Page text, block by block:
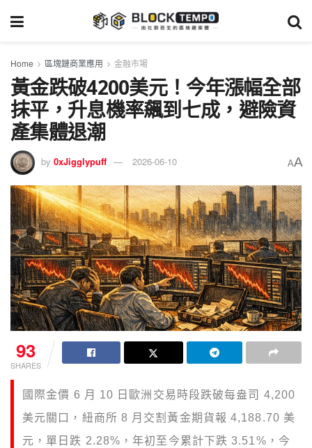
Home 區塊鏈商業應用 金融市場
黃金跌破4200美元！今年漲幅全部
抹平，升息機率飆到七成，避險資
產集體退潮
by 0xJigglypuff 2026-06-10 AA
93
SHARES
國際金價 6 月 10 日歐洲交易時段跌破每盎司 4,200
美元關口，紐商所 8 月交割黃金期貨報 4,188.70 美
元，單日跌 2.28%，年初至今累計下跌 3.51%，今